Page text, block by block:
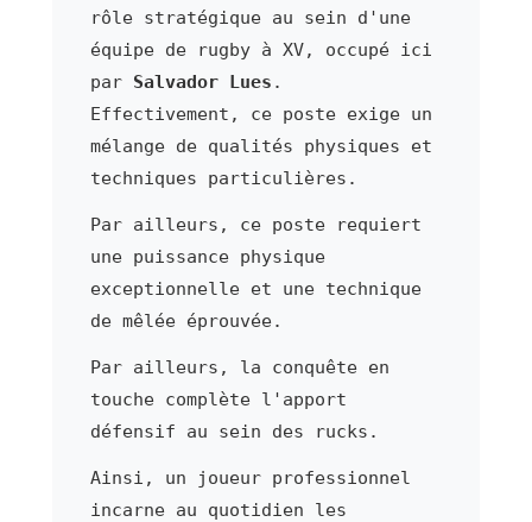
rôle stratégique au sein d'une
équipe de rugby à XV, occupé ici
par Salvador Lues .
Effectivement, ce poste exige un
mélange de qualités physiques et
techniques particulières.
Par ailleurs, ce poste requiert
une puissance physique
exceptionnelle et une technique
de mêlée éprouvée.
Par ailleurs, la conquête en
touche complète l'apport
défensif au sein des rucks.
Ainsi, un joueur professionnel
incarne au quotidien les